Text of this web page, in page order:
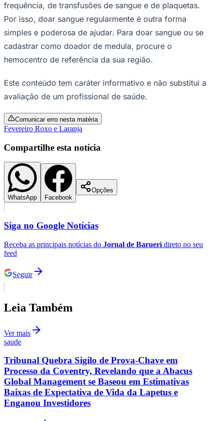
Flamengo
frequência, de transfusões de sangue e de plaquetas.
Por isso, doar sangue regularmente é outra forma
simples e poderosa de ajudar. Para doar sangue ou se
cadastrar como doador de medula, procure o
hemocentro de referência da sua região.
Este conteúdo tem caráter informativo e não substitui a
avaliação de um profissional de saúde.
Comunicar erro nesta matéria
Fevereiro Roxo e Laranja
Compartilhe esta notícia
WhatsApp Facebook
Opções
Siga no Google Notícias
Receba as principais notícias do Jornal de Barueri direto no seu
feed
Seguir
Leia Também
Ver mais
saude
Tribunal Quebra Sigilo de Prova-Chave em
Processo da Coventry, Revelando que a Abacus
Global Management se Baseou em Estimativas
Baixas de Expectativa de Vida da Lapetus e
Enganou Investidores